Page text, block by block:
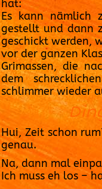
hat:
Es kann nämlich
gestellt und dann
geschickt werden,
vor der ganzen
Grimassen, die
dem
schlimmer wieder
Hui, Zeit schon
genau.
Na, dann mal
Ich muss eh los –